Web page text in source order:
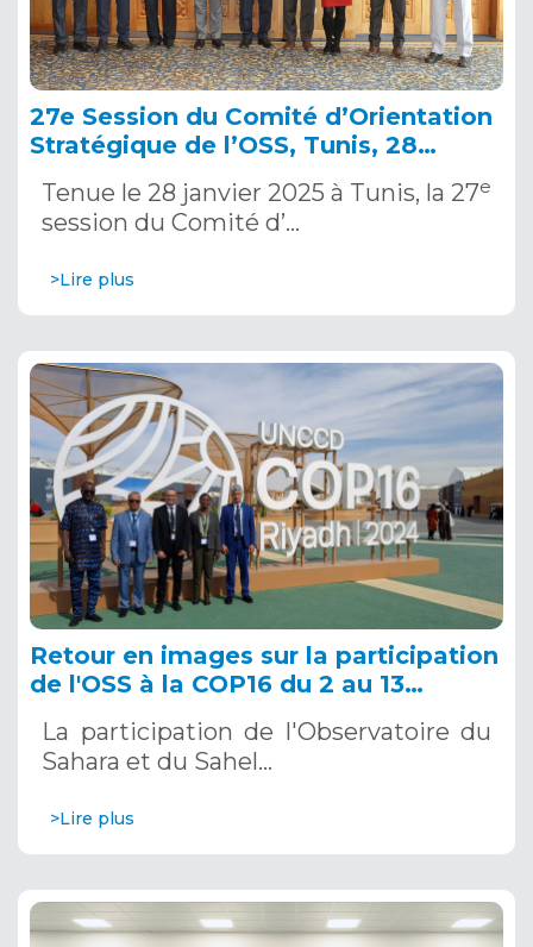
27e Session du Comité d’Orientation
Stratégique de l’OSS, Tunis, 28
Tenue le 28 janvier 2025 à Tunis, la 27e
session du Comité d’…
>Lire plus
Retour en images sur la participation
de l'OSS à la COP16 du 2 au 13
Saoudite
La participation de l'Observatoire du
Sahara et du Sahel…
>Lire plus